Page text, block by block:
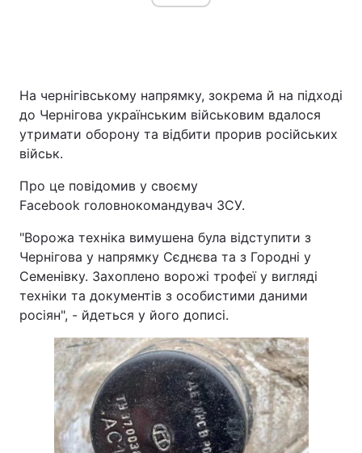
На чернігівському напрямку, зокрема й на підході
до Чернігова українським військовим вдалося
утримати оборону та відбити прорив російських
військ.
Про це повідомив у своєму
Facebook головнокомандувач ЗСУ.
"Ворожа техніка вимушена була відступити з
Чернігова у напрямку Сєднєва та з Городні у
Семенівку. Захоплено ворожі трофеї у вигляді
техніки та документів з особистими даними
росіян", - йдеться у його дописі.